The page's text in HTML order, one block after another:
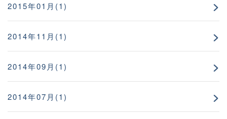
2015年01月(1)
2014年11月(1)
2014年09月(1)
2014年07月(1)